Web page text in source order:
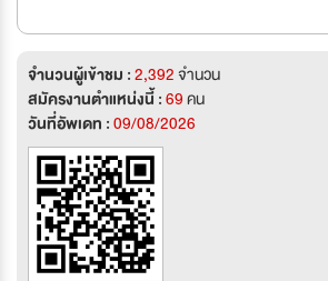
จำนวนผู้เข้าชม :2,392จำนวน
สมัครงานตำแหน่งนี้ :69คน
วันที่อัพเดท :09/08/2026